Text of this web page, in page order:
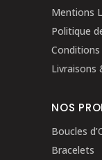
Mentions
Politique
Conditions
Livraisons
NOS
Boucles
Bracelets